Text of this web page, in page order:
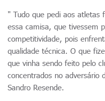
" Tudo que pedi aos atletas
essa camisa, que tivessem
competitividade, pois
qualidade técnica. O que
que vinha sendo feito pelo
concentrados no adversário
Sandro Resende.